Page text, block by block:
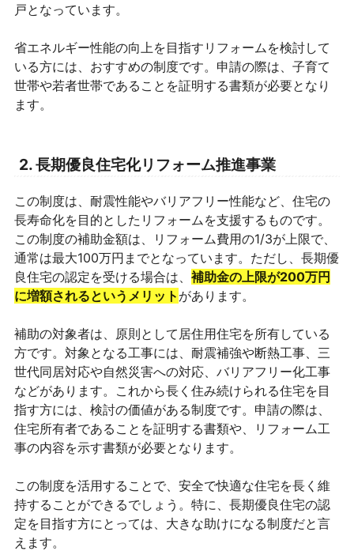
戸となっています。
省エネルギー性能の向上を目指すリフォームを検討して
いる方には、おすすめの制度です。申請の際は、子育て
世帯や若者世帯であることを証明する書類が必要となり
ます。
2. 長期優良住宅化リフォーム推進事業
この制度は、耐震性能やバリアフリー性能など、住宅の
長寿命化を目的としたリフォームを支援するものです。
この制度の補助金額は、リフォーム費用の1/3が上限で、
通常は最大100万円までとなっています。ただし、長期優
良住宅の認定を受ける場合は、 補助金の上限が200万円
に増額されるというメリット があります。
補助の対象者は、原則として居住用住宅を所有している
方です。対象となる工事には、耐震補強や断熱工事、三
世代同居対応や自然災害への対応、バリアフリー化工事
などがあります。これから長く住み続けられる住宅を目
指す方には、検討の価値がある制度です。申請の際は、
住宅所有者であることを証明する書類や、リフォーム工
事の内容を示す書類が必要となります。
この制度を活用することで、安全で快適な住宅を長く維
持することができるでしょう。特に、長期優良住宅の認
定を目指す方にとっては、大きな助けになる制度だと言
えます。